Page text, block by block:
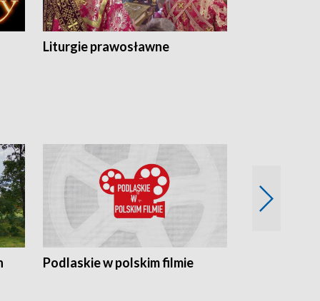
Liturgie prawosławne
Podlaskie w polskim filmie